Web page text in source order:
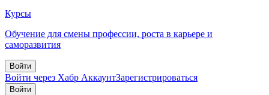
Курсы
Обучение для смены профессии, роста в карьере и
саморазвития
Войти
Войти через Хабр АккаунтЗарегистрироваться
Войти